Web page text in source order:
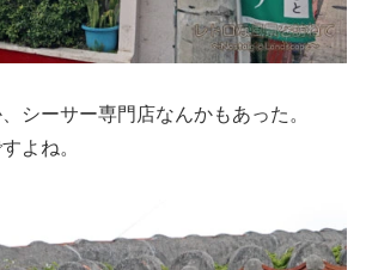
シーサー専門店なんかもあった。
よね。